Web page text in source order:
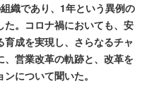
織であり、1年という異例の
。コロナ禍においても、安
成を実現し、さらなるチャ
、営業改革の軌跡と、改革を
について聞いた。